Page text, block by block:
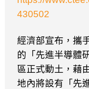
430502
經濟部宣布，攜
的「先進半導體
區正式動土，藉
地內將設有「先